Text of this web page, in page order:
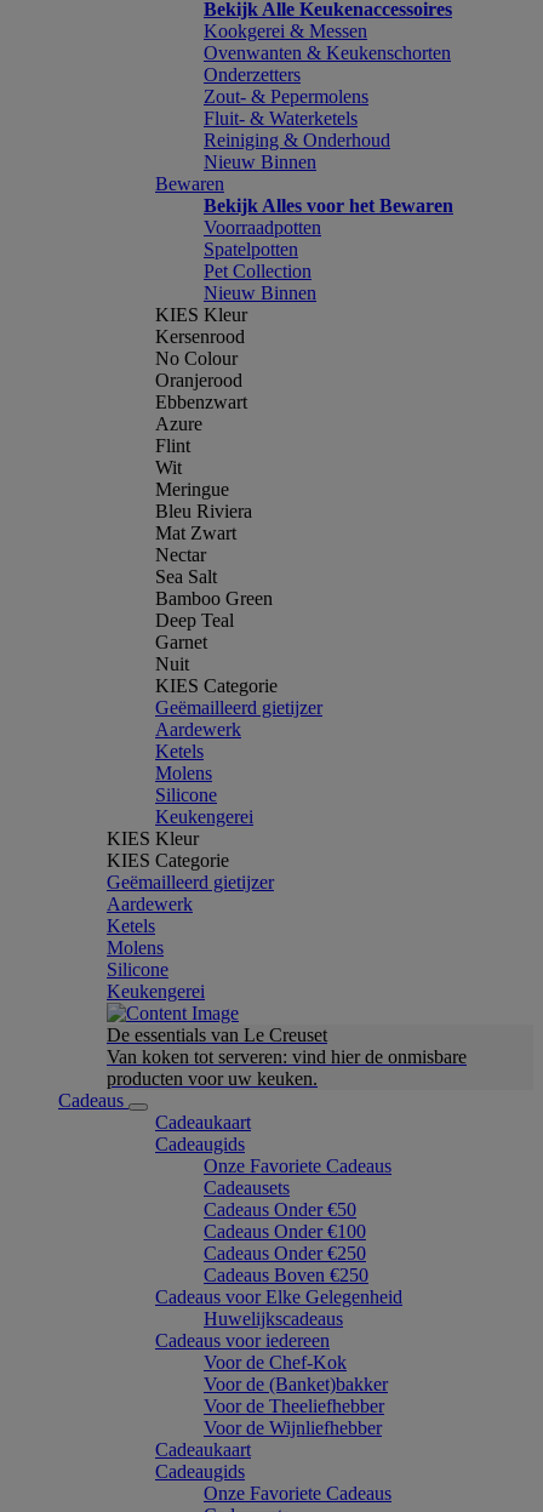
Bekijk Alle Keukenaccessoires
Kookgerei & Messen
Ovenwanten & Keukenschorten
Onderzetters
Zout- & Pepermolens
Fluit- & Waterketels
Reiniging & Onderhoud
Nieuw Binnen
Bewaren
Bekijk Alles voor het Bewaren
Voorraadpotten
Spatelpotten
Pet Collection
Nieuw Binnen
KIES Kleur
Kersenrood
No Colour
Oranjerood
Ebbenzwart
Azure
Flint
Wit
Meringue
Bleu Riviera
Mat Zwart
Nectar
Sea Salt
Bamboo Green
Deep Teal
Garnet
Nuit
KIES Categorie
Geëmailleerd gietijzer
Aardewerk
Ketels
Molens
Silicone
Keukengerei
KIES Kleur
KIES Categorie
Geëmailleerd gietijzer
Aardewerk
Ketels
Molens
Silicone
Keukengerei
De essentials van Le Creuset
Van koken tot serveren: vind hier de onmisbare
producten voor uw keuken.
Cadeaus
Cadeaukaart
Cadeaugids
Onze Favoriete Cadeaus
Cadeausets
Cadeaus Onder €50
Cadeaus Onder €100
Cadeaus Onder €250
Cadeaus Boven €250
Cadeaus voor Elke Gelegenheid
Huwelijkscadeaus
Cadeaus voor iedereen
Voor de Chef-Kok
Voor de (Banket)bakker
Voor de Theeliefhebber
Voor de Wijnliefhebber
Cadeaukaart
Cadeaugids
Onze Favoriete Cadeaus